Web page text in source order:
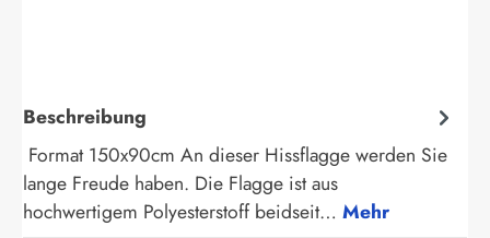
Beschreibung
Format 150x90cm An dieser Hissflagge werden Sie
lange Freude haben. Die Flagge ist aus
hochwertigem Polyesterstoff beidseit… Mehr